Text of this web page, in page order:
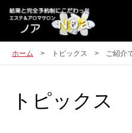
ホーム トピックス ご紹介
トピックス